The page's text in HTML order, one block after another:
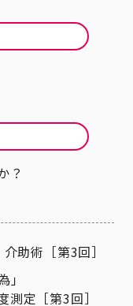
？
助術［第3回］
」
定［第3回］